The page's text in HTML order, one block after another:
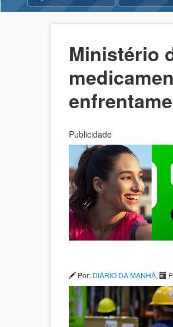
Ministério
Publicidade
Por: DIÁRIO DA MANHÃ,